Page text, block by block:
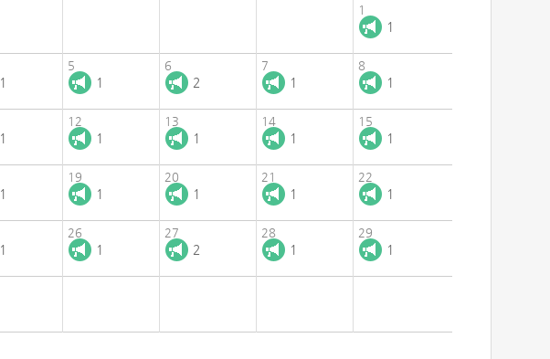
1
1
1
5
1
6
2
7
1
8
1
1
12
1
13
1
14
1
15
1
1
19
1
20
1
21
1
22
1
1
26
1
27
2
28
1
29
1